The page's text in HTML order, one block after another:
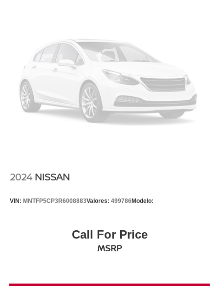
2024 NISSAN
VIN: MNTFP5CP3R6008883Valores: 499786Modelo:
Call For Price
MSRP